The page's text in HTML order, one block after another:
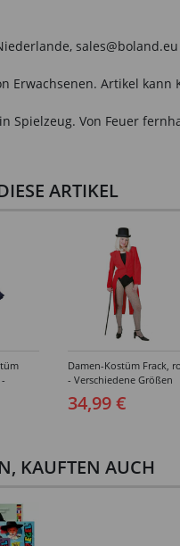
sales@boland.eu
Artikel
Spielzeug. Von Feuer
ARTIKEL
Damen-Kostüm Frack,
- Verschiedene Größen
(34-48)
34,99 €
KAUFTEN AUCH